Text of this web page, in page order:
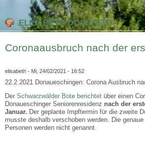
ELISABETH DODERER
Coronaausbruch nach der
elisabeth - Mi, 24/02/2021 - 16:52
22.2.2021 Donaueschingen: Corona Ausbruch
Der Schwarzwälder Bote berichtet über einen
Donaueschinger Seniorenresidenz nach der
Januar. Der geplante Impftermin für die zweite
musste deshalb verschoben werden. Die
Personen werden nicht genannt.